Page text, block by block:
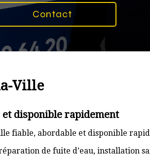
Contact
Ville
et disponible rapidement
fiable, abordable et disponible
de fuite d’eau, installation